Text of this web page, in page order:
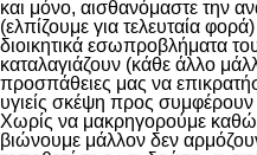
και μόνο, αισθανόμαστε την
(ελπίζουμε για τελευταία
διοικητικά εσωπροβλήματα
καταλαγιάζουν (κάθε άλλο
προσπάθειες μας να
υγιείς σκέψη προς
Χωρίς να μακρηγορούμε
βιώνουμε μάλλον δεν